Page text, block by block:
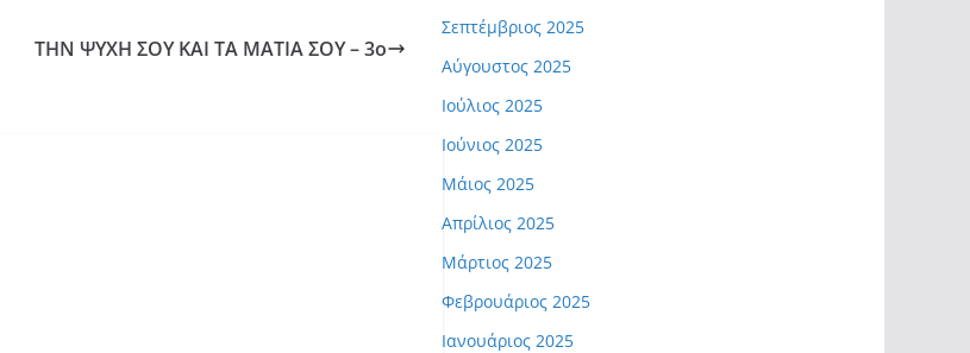
ΤΗΝ ΨΥΧΗ ΣΟΥ ΚΑΙ ΤΑ ΜΑΤΙΑ ΣΟΥ – 3ο
Σεπτέμβριος 2025
Αύγουστος 2025
Ιούλιος 2025
Ιούνιος 2025
Μάιος 2025
Απρίλιος 2025
Μάρτιος 2025
Φεβρουάριος 2025
Ιανουάριος 2025